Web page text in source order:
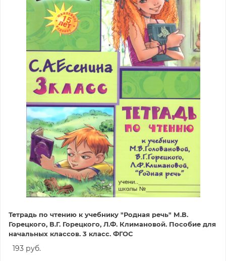
Тетрадь по чтению к учебнику "Родная речь" М.В.
Горецкого, В.Г. Горецкого, Л.Ф. Климановой. Пособие для
начальных классов. 3 класс. ФГОС
193 руб.